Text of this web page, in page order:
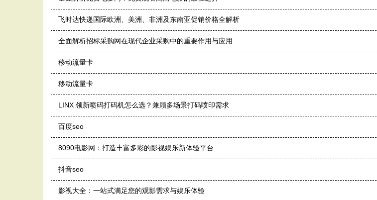
飞时达快递国际欧洲、美洲、非洲及东南亚促销价格全解析
全面解析招标采购网在现代企业采购中的重要作用与应用
移动流量卡
移动流量卡
LINX 领新喷码打码机怎么选？兼顾多场景打码喷印需求
百度seo
8090电影网：打造丰富多彩的影视娱乐新体验平台
抖音seo
影视大全：一站式满足您的观影需求与娱乐体验